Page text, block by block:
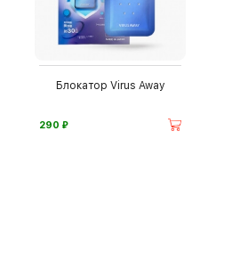
Блокатор Virus Away
290 ⃏